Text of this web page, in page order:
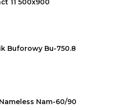
11 500x900
Buforowy Bu-750.8
Nam-60/90